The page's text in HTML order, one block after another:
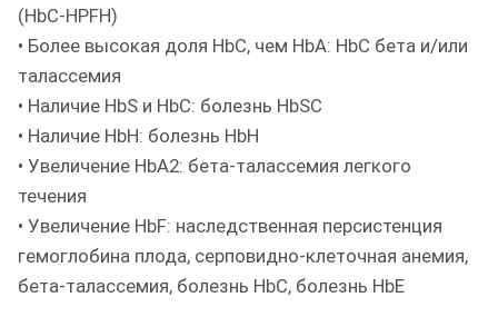
(HbC-HPFH)
• Более высокая доля HbC, чем HbA: HbC бета и/или
талассемия
• Наличие HbS и HbC: болезнь HbSC
• Наличие HbH: болезнь HbH
• Увеличение HbA2: бета-талассемия легкого
течения
• Увеличение HbF: наследственная персистенция
гемоглобина плода, серповидно-клеточная анемия,
бета-талассемия, болезнь HbC, болезнь HbE